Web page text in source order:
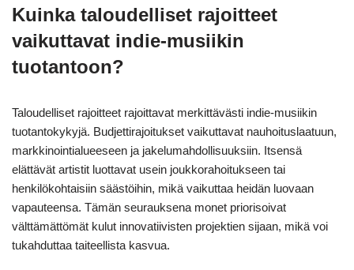
Kuinka taloudelliset rajoitteet
vaikuttavat indie-musiikin
tuotantoon?
Taloudelliset rajoitteet rajoittavat merkittävästi indie-musiikin
tuotantokykyjä. Budjettirajoitukset vaikuttavat nauhoituslaatuun,
markkinointialueeseen ja jakelumahdollisuuksiin. Itsensä
elättävät artistit luottavat usein joukkorahoitukseen tai
henkilökohtaisiin säästöihin, mikä vaikuttaa heidän luovaan
vapauteensa. Tämän seurauksena monet priorisoivat
välttämättömät kulut innovatiivisten projektien sijaan, mikä voi
tukahduttaa taiteellista kasvua.